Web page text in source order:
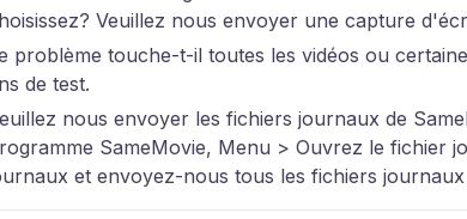
Veuillez nous envoyer une capture
problème touche-t-il toutes les vidéos ou
de test.
nous envoyer les fichiers journaux de
SameMovie, Menu > Ouvrez le fichier
et envoyez-nous tous les fichiers journaux